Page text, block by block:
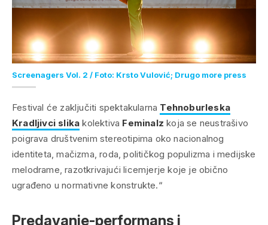
Screenagers Vol. 2 / Foto: Krsto Vulović; Drugo more press
Festival će zaključiti spektakularna Tehnoburleska
Kradljivci slika kolektiva Feminalzkoja se neustrašivo
poigrava društvenim stereotipima oko nacionalnog
identiteta, mačizma, roda, političkog populizma i medijske
melodrame, razotkrivajući licemjerje koje je obično
ugrađeno u normativne konstrukte.“
Predavanje-performans i